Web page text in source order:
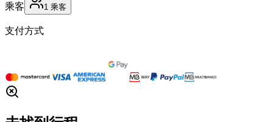
乘客 1 乘客
支付方式